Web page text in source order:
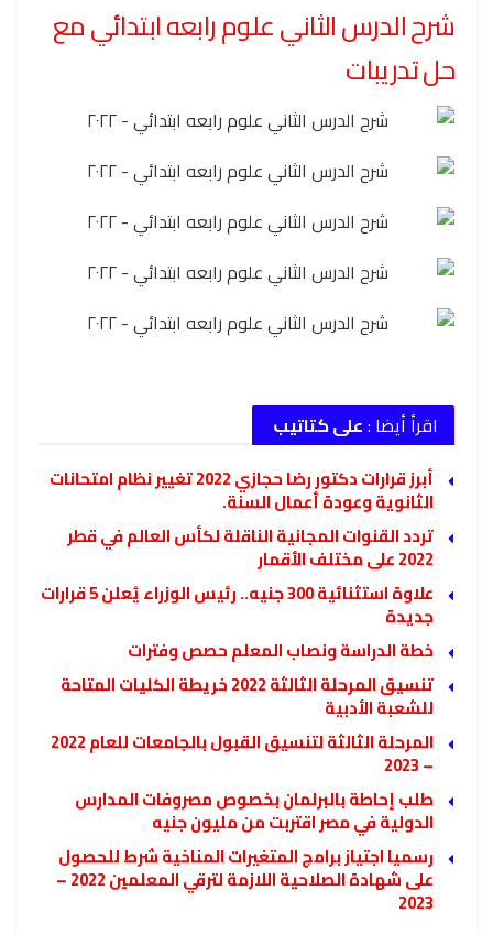
شرح الدرس الثاني علوم رابعهابتدائي مع
حل تدريبات
اقرأ أيضا :على كتاتيب
أبرز قرارات دكتور رضا حجازي 2022 تغيير نظام امتحانات
الثانوية وعودة أعمال السنة.
تردد القنوات المجانية الناقلة لكأس العالم في قطر
2022 على مختلف الأقمار
علاوة استثنائية 300 جنيه.. رئيس الوزراء يُعلن 5 قرارات
جديدة
خطة الدراسة ونصاب المعلم حصص وفترات
تنسيق المرحلة الثالثة 2022 خريطة الكليات المتاحة
للشعبة الأدبية
المرحلة الثالثة لتنسيق القبول بالجامعات للعام 2022
– 2023
طلب إحاطة بالبرلمان بخصوص مصروفات المدارس
الدولية في مصر اقتربت من مليون جنيه
رسميا اجتياز برامج المتغيرات المناخية شرط للحصول
على شهادة الصلاحية اللازمة لترقي المعلمين 2022 –
2023